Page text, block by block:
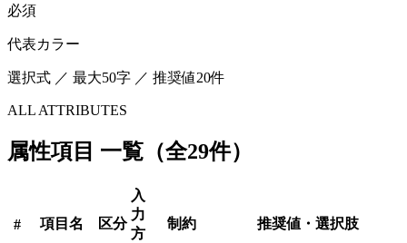
必須
代表カラー
選択式 ／ 最大50字 ／ 推奨値20件
ALL ATTRIBUTES
属性項目 一覧（全29件）
# 項目名 区分
入
力
方
制約 推奨値・選択肢